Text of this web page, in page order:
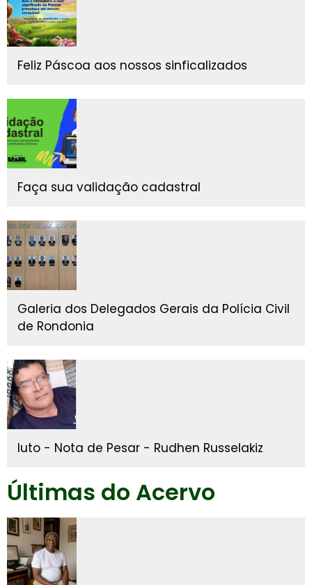
Feliz Páscoa aos nossos sinficalizados
Faça sua validação cadastral
Galeria dos Delegados Gerais da Polícia Civil
de Rondonia
luto - Nota de Pesar - Rudhen Russelakiz
Últimas do Acervo